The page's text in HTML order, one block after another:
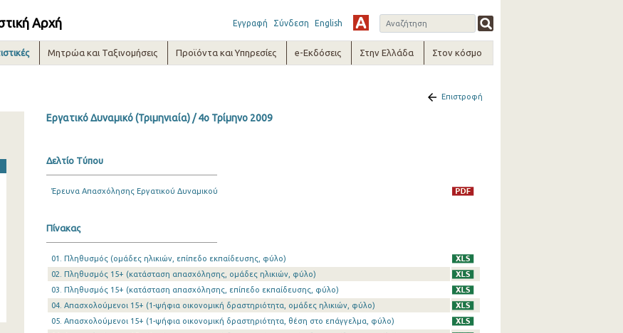
Αρχή Εγγραφή Σύνδεση English
Μητρώα και Ταξινομήσεις Προϊόντα και Υπηρεσίες e-Εκδόσεις Στην Ελλάδα Στον κόσμο
Επιστροφή
Εργατικό Δυναμικό (Τριμηνιαία) / 4o Τρίμηνο 2009
Δελτίο Τύπου
Έρευνα Απασχόλησης Εργατικού Δυναμικού
Πίνακας
01. Πληθυσμός (ομάδες ηλικιών, επίπεδο εκπαίδευσης, φύλο)
02. Πληθυσμός 15+ (κατάσταση απασχόλησης, ομάδες ηλικιών, φύλο)
03. Πληθυσμός 15+ (κατάσταση απασχόλησης, επίπεδο εκπαίδευσης, φύλο)
04. Απασχολούμενοι 15+ (1-ψήφια οικονομική δραστηριότητα, ομάδες ηλικιών, φύλο)
05. Απασχολούμενοι 15+ (1-ψήφια οικονομική δραστηριότητα, θέση στο επάγγελμα, φύλο)